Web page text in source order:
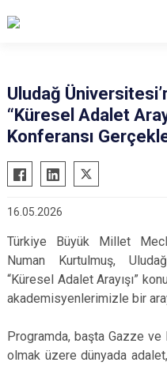
Uludağ
“Küresel Adalet
Konferansı
16.05.2026
Türkiye Büyük Millet
Numan Kurtulmuş,
“Küresel Adalet Arayışı”
akademisyenlerimizle bir
Programda, başta Gazze ve
olmak üzere dünyada